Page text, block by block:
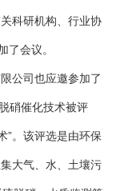
科研机构、行业协
了会议。
公司也应邀参加了
硝催化技术被评
”。该评选是由环保
大气、水、土壤污